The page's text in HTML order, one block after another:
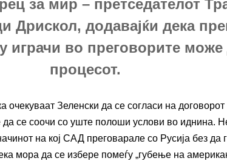
за мир – претседателот
Дрискол, додавајќи дека
играчи во преговорите може
процесот.
очекуваат Зеленски да се согласи на
се соочи со уште полоши услови во иднина.
на кој САД преговарале со Русија без да
мора да се избере помеѓу „губење на